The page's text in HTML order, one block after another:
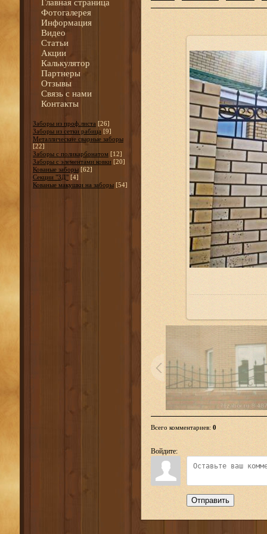
Главная страница
Фотогалерея
Информация
Видео
Статьи
Акции
Калькулятор
Партнеры
Отзывы
Связь с нами
Контакты
Заборы из проф.листа [26]
Заборы из сетки рабица [9]
Металлические сварные заборы
[22]
Заборы с поликарбонатом [12]
Заборы с элементами ковки [20]
Кованые заборы [62]
Секции "3Д" [4]
Кованые макушки на заборы [54]
Всего комментариев: 0
Войдите:
Отправить